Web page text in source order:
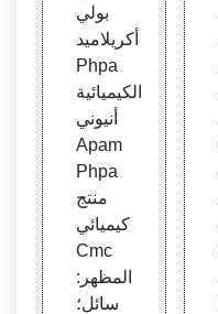
بولي
أكريلاميد
Phpa
الكيميائية
أنيوني
Apam
Phpa
منتج
كيميائي
Cmc
المظهر:
سائل؛